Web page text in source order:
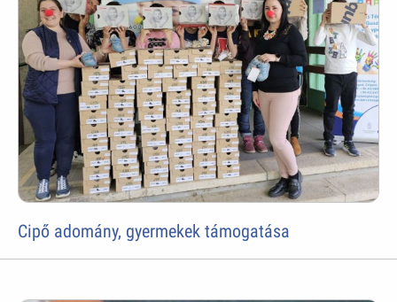
Cipő adomány, gyermekek támogatása